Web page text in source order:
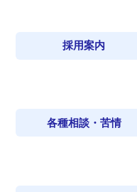
採用案内
各種相談・苦情